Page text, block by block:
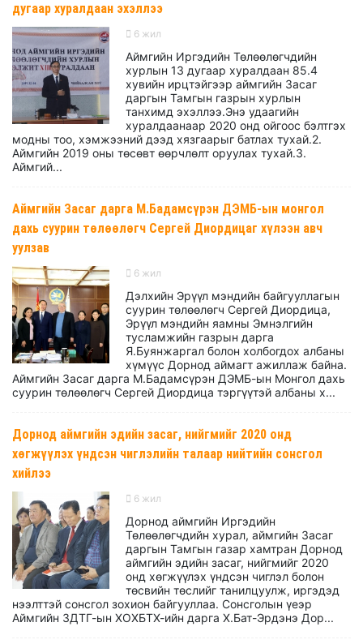
дугаар хуралдаан эхэллээ
6 жил
Аймгийн Иргэдийн Төлөөлөгчдийн
хурлын 13 дугаар хуралдаан 85.4
хувийн ирцтэйгээр аймгийн Засаг
даргын Тамгын газрын хурлын
танхимд эхэллээ.Энэ удаагийн
хуралдаанаар 2020 онд ойгоос бэлтгэх
модны тоо, хэмжээний дээд хязгаарыг батлах тухай.2.
Аймгийн 2019 оны төсөвт өөрчлөлт оруулах тухай.3.
Аймгий...
Аймгийн Засаг дарга М.Бадамсүрэн ДЭМБ-ын монгол
дахь суурин төлөөлөгч Сергей Диордицаг хүлээн авч
уулзав
6 жил
Дэлхийн Эрүүл мэндийн байгууллагын
суурин төлөөлөгч Сергей Диордица,
Эрүүл мэндийн яамны Эмнэлгийн
тусламжийн газрын дарга
Я.Буянжаргал болон холбогдох албаны
хүмүүс Дорнод аймагт ажиллаж байна.
Аймгийн Засаг дарга М.Бадамсүрэн ДЭМБ-ын Монгол дахь
суурин төлөөлөгч Сергей Диордица тэргүүтэй албаны х...
Дорнод аймгийн эдийн засаг, нийгмийг 2020 онд
хөгжүүлэх үндсэн чиглэлийн талаар нийтийн сонсгол
хийлээ
6 жил
Дорнод аймгийн Иргэдийн
Төлөөлөгчдийн хурал, аймгийн Засаг
даргын Тамгын газар хамтран Дорнод
аймгийн эдийн засаг, нийгмийг 2020
онд хөгжүүлэх үндсэн чиглэл болон
төсвийн төслийг танилцуулж, иргэдэд
нээлттэй сонсгол зохион байгууллаа. Сонсголын үеэр
Аймгийн ЗДТГ-ын ХОХБТХ-ийн дарга Х.Бат-Эрдэнэ Дор...